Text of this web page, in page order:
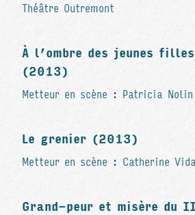
Théâtre Outremont
À l’ombre des jeunes
(2013)
Metteur en scène : Patricia
Le grenier (2013)
Metteur en scène : Catherine
Grand-peur et misère du